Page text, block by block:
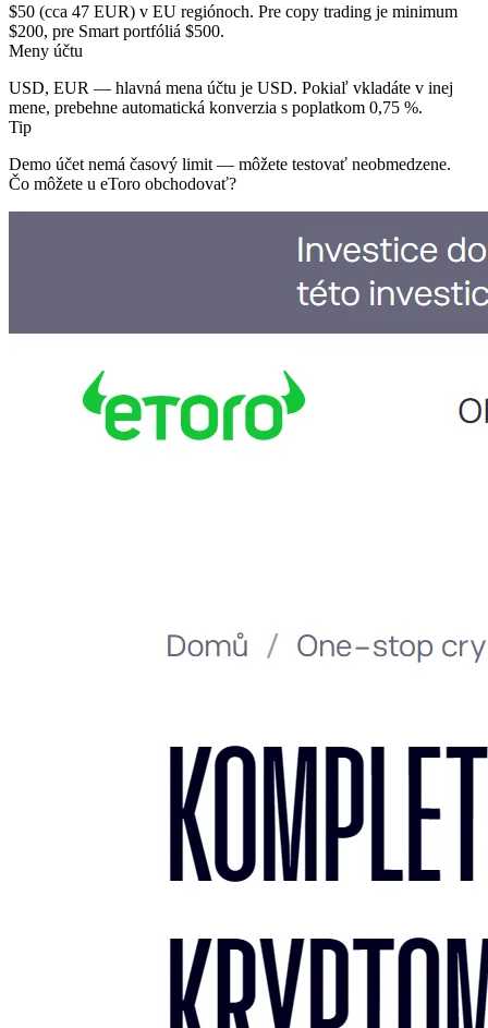
$50 (cca 47 EUR) v EU regiónoch. Pre copy trading je minimum
$200, pre Smart portfóliá $500.
Meny účtu
USD, EUR — hlavná mena účtu je USD. Pokiaľ vkladáte v inej
mene, prebehne automatická konverzia s poplatkom 0,75 %.
Tip
Demo účet nemá časový limit — môžete testovať neobmedzene.
Čo môžete u eToro obchodovať?